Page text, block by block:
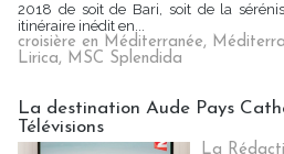
2018 de soit de Bari, soit de la
itinéraire inédit en...
croisière en Méditerranée,
Lirica, MSC Splendida
La destination Aude Pays
Télévisions
La